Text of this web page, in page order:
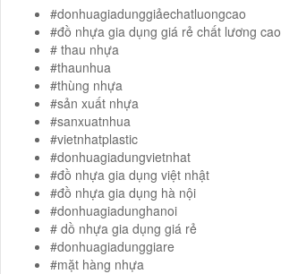
#donhuagiadunggiảechatluongcao
#đồ nhựa gia dụng giá rẻ chất lương cao
# thau nhựa
#thaunhua
#thùng nhựa
#sản xuất nhựa
#sanxuatnhua
#vietnhatplastic
#donhuagiadungvietnhat
#đồ nhựa gia dụng việt nhật
#đồ nhựa gia dụng hà nội
#donhuagiadunghanoi
# dồ nhựa gia dụng giá rẻ
#donhuagiadunggiare
#mặt hàng nhựa